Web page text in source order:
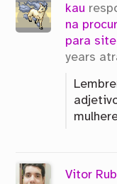
kau
na
para site
years
Vitor